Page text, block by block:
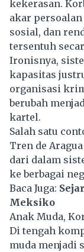
kekerasan.
akar
sosial, dan
tersentuh
Ironisnya,
kapasitas
organisasi
berubah
kartel.
Salah satu
Tren de
dari dalam
ke berbagai
Baca Juga:
Meksiko
Anak Muda,
Di tengah
muda menjadi